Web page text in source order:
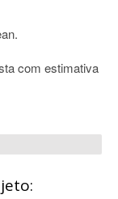
com estimativa